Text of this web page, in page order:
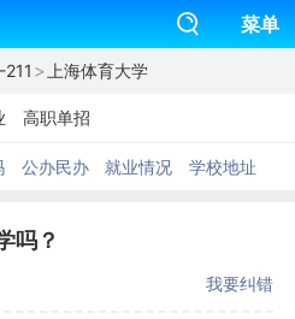
菜单
> 上海体育大学
高职单招
公办民办 就业情况 学校地址
吗？
我要纠错